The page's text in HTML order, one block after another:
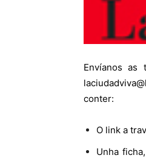
Envíanos
conter:
O link a
Unha